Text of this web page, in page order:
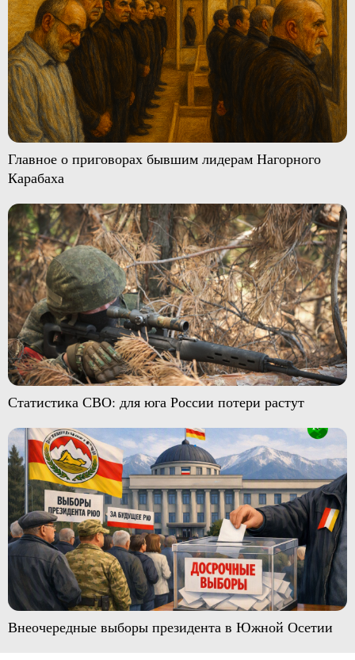
Главное о приговорах бывшим лидерам Нагорного
Карабаха
Статистика СВО: для юга России потери растут
Внеочередные выборы президента в Южной Осетии